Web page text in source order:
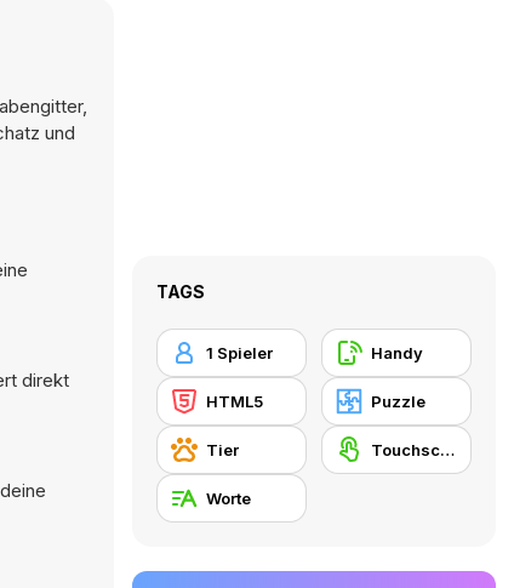
und
direkt
TAGS
1 Spieler Handy
HTML5 Puzzle
Tier Touchscreen
Worte